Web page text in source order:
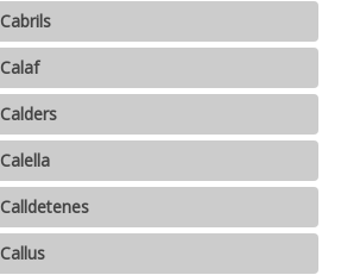
Cabrils
Calaf
Calders
Calella
Calldetenes
Callus